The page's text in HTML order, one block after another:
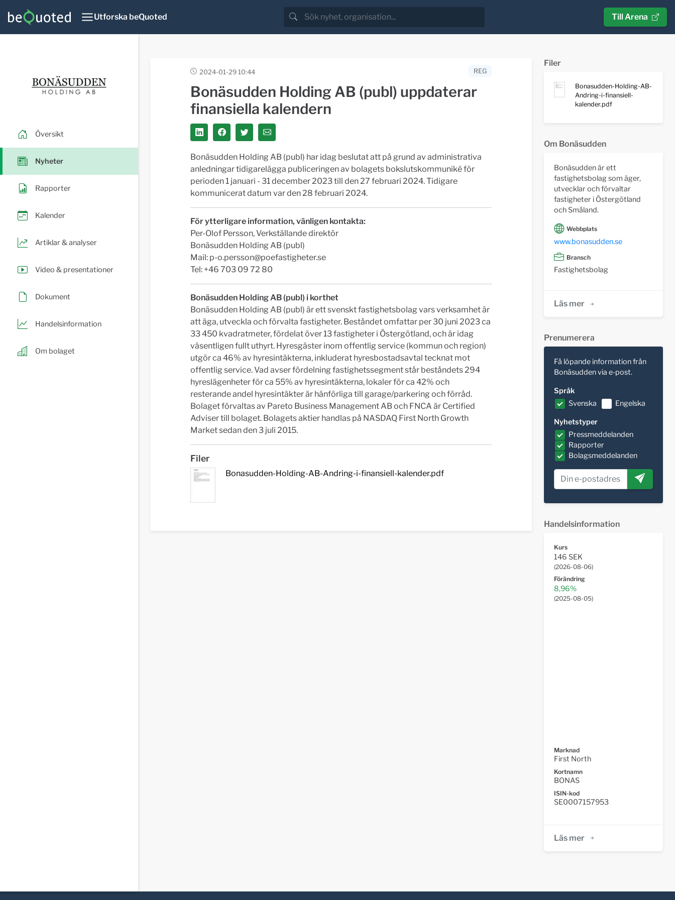
Utforska beQuoted Till Arena
Översikt
Nyheter
Rapporter
Kalender
Artiklar & analyser
Video & presentationer
Dokument
Handelsinformation
Om bolaget
2024-01-29 10:44 REG
Bonäsudden Holding AB (publ) uppdaterar
finansiella kalendern
Bonäsudden Holding AB (publ) har idag beslutat att på grund av administrativa
anledningar tidigarelägga publiceringen av bolagets bokslutskommuniké för
perioden 1 januari - 31 december 2023 till den 27 februari 2024. Tidigare
kommunicerat datum var den 28 februari 2024.
För ytterligare information, vänligen kontakta:
Per-Olof Persson, Verkställande direktör
Bonäsudden Holding AB (publ)
Mail: p-o.persson@poefastigheter.se
Tel: +46 703 09 72 80
Bonäsudden Holding AB (publ) i korthet
Bonäsudden Holding AB (publ) är ett svenskt fastighetsbolag vars verksamhet är
att äga, utveckla och förvalta fastigheter. Beståndet omfattar per 30 juni 2023 ca
33 450 kvadratmeter, fördelat över 13 fastigheter i Östergötland, och är idag
väsentligen fullt uthyrt. Hyresgäster inom offentlig service (kommun och region)
utgör ca 46% av hyresintäkterna, inkluderat hyresbostadsavtal tecknat mot
offentlig service. Vad avser fördelning fastighetssegment står beståndets 294
hyreslägenheter för ca 55% av hyresintäkterna, lokaler för ca 42% och
resterande andel hyresintäkter är hänförliga till garage/parkering och förråd.
Bolaget förvaltas av Pareto Business Management AB och FNCA är Certified
Adviser till bolaget. Bolagets aktier handlas på NASDAQ First North Growth
Market sedan den 3 juli 2015.
Filer
Bonasudden-Holding-AB-Andring-i-finansiell-kalender.pdf
Filer
Bonasudden-Holding-AB-
Andring-i-finansiell-
kalender.pdf
Om Bonäsudden
Bonäsudden är ett
fastighetsbolag som äger,
utvecklar och förvaltar
fastigheter i Östergötland
och Småland.
Webbplats
www.bonasudden.se
Bransch
Fastighetsbolag
Läs mer
Prenumerera
Få löpande information från
Bonäsudden via e-post.
Språk
Svenska
Engelska
Nyhetstyper
Pressmeddelanden
Rapporter
Bolagsmeddelanden
Handelsinformation
Kurs
146 SEK
(2026-08-06)
Förändring
8,96%
(2025-08-05)
Marknad
First North
Kortnamn
BONAS
ISIN-kod
SE0007157953
Läs mer